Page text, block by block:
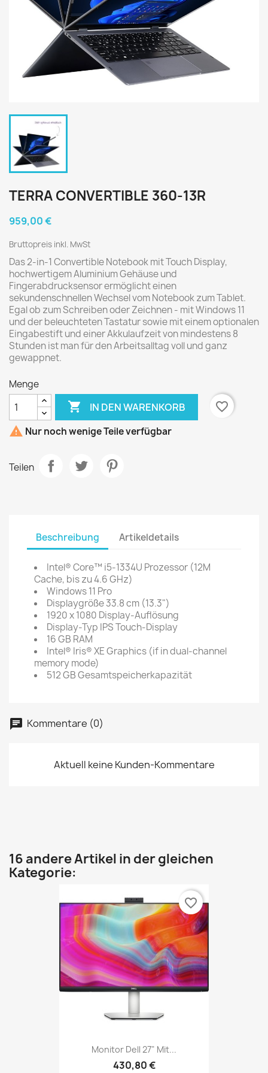
TERRA CONVERTIBLE 360-13R
959,00 €
Bruttopreis inkl. MwSt
Das 2-in-1 Convertible Notebook mit Touch Display,
hochwertigem Aluminium Gehäuse und
Fingerabdrucksensor ermöglicht einen
sekundenschnellen Wechsel vom Notebook zum Tablet.
Egal ob zum Schreiben oder Zeichnen - mit Windows 11
und der beleuchteten Tastatur sowie mit einem optionalen
Eingabestift und einer Akkulaufzeit von mindestens 8
Stunden ist man für den Arbeitsalltag voll und ganz
gewappnet.
Menge
 IN DEN WARENKORB
favorite_border
 Nur noch wenige Teile verfügbar
Teilen
Beschreibung Artikeldetails
Intel® Core™ i5-1334U Prozessor (12M
Cache, bis zu 4.6 GHz)
Windows 11 Pro
Displaygröße 33.8 cm (13.3")
1920 x 1080 Display-Auflösung
Display-Typ IPS Touch-Display
16 GB RAM
Intel® Iris® XE Graphics (if in dual-channel
memory mode)
512 GB Gesamtspeicherkapazität
Kommentare (0)
Aktuell keine Kunden-Kommentare
16 andere Artikel in der gleichen
Kategorie:
Monitor Dell 27" Mit...
430,80 €
favorite_border